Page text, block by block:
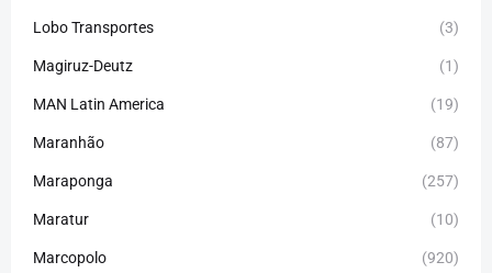
Lobo Transportes (3)
Magiruz-Deutz (1)
MAN Latin America (19)
Maranhão (87)
Maraponga (257)
Maratur (10)
Marcopolo (920)